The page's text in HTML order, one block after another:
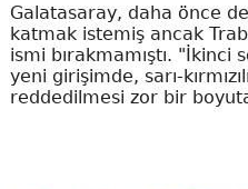
Galatasaray, daha önce
katmak istemiş ancak
ismi bırakmamıştı. "İkinci
yeni girişimde, sarı-
reddedilmesi zor bir